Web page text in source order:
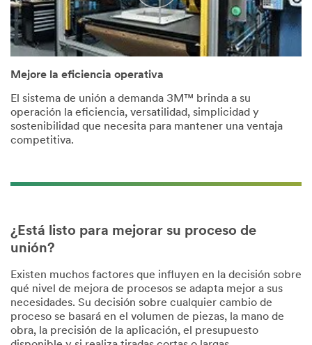
Alignment.
A
person
works
at
the
Text,
the
substrate
into
the
base.
alignment
substrate.
Press
the
the
substrate,
in
mind
to
press
Mejore la eficiencia operativa
El sistema de unión a demanda 3M™ brinda a su
operación la eficiencia, versatilidad, simplicidad y
sostenibilidad que necesita para mantener una ventaja
competitiva.
¿Está listo para mejorar su proceso de
unión?
Existen muchos factores que influyen en la decisión sobre
qué nivel de mejora de procesos se adapta mejor a sus
necesidades. Su decisión sobre cualquier cambio de
proceso se basará en el volumen de piezas, la mano de
obra, la precisión de la aplicación, el presupuesto